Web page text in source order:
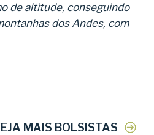
de altitude, conseguindo
dos Andes, com
MAIS BOLSISTAS